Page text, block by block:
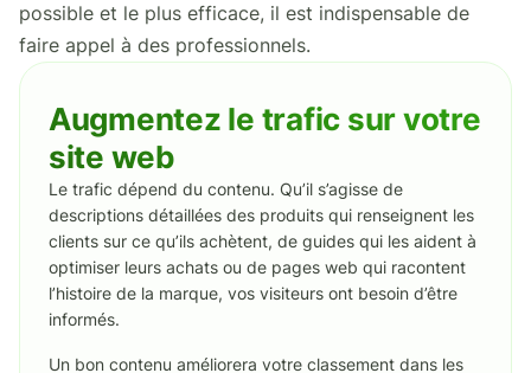
possible et le plus efficace, il est indispensable de
faire appel à des professionnels.
Augmentez le trafic sur votre
site web
Le trafic dépend du contenu. Qu’il s’agisse de
descriptions détaillées des produits qui renseignent les
clients sur ce qu’ils achètent, de guides qui les aident à
optimiser leurs achats ou de pages web qui racontent
l’histoire de la marque, vos visiteurs ont besoin d’être
informés.
Un bon contenu améliorera votre classement dans les